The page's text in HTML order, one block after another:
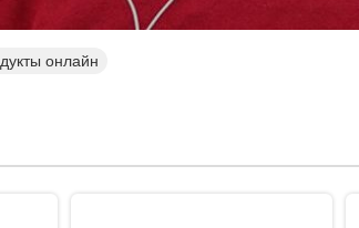
онлайн